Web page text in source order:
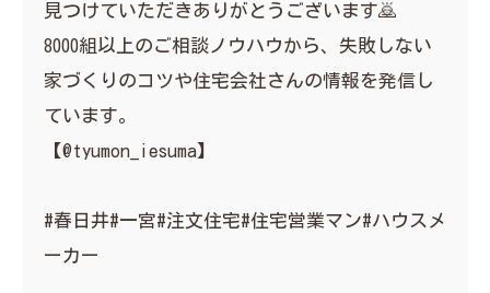
見つけていただきありがとうございます🙇
8000組以上のご相談ノウハウから、失敗しない
家づくりのコツや住宅会社さんの情報を発信し
ています。
【@tyumon_iesuma】
#春日井#一宮#注文住宅#住宅営業マン#ハウスメ
ーカー